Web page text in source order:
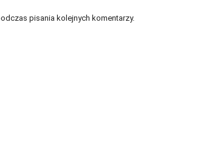
pisania kolejnych komentarzy.